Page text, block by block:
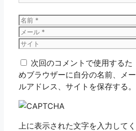
名
前
メ
ー
サ
ト 次回のコメントで使用するた
めブラウザーに自分の名前、メー
ルアドレス、サイトを保存する。
上に表示された文字を入力してく